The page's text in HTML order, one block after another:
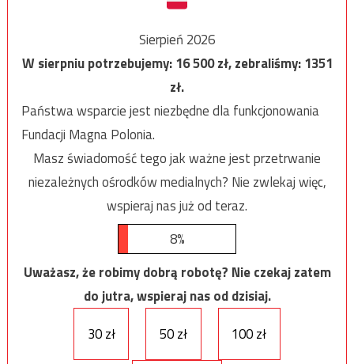
Sierpień 2026
W sierpniu potrzebujemy:16 500zł, zebraliśmy:1351
zł.
Państwa wsparcie jest niezbędne dla funkcjonowania
Fundacji Magna Polonia.
Masz świadomość tego jak ważne jest przetrwanie
niezależnych ośrodków medialnych? Nie zwlekaj więc,
wspieraj nas już od teraz.
8%
Uważasz, że robimy dobrą robotę? Nie czekaj zatem
do jutra, wspieraj nas od dzisiaj.
30 zł
50 zł 100 zł